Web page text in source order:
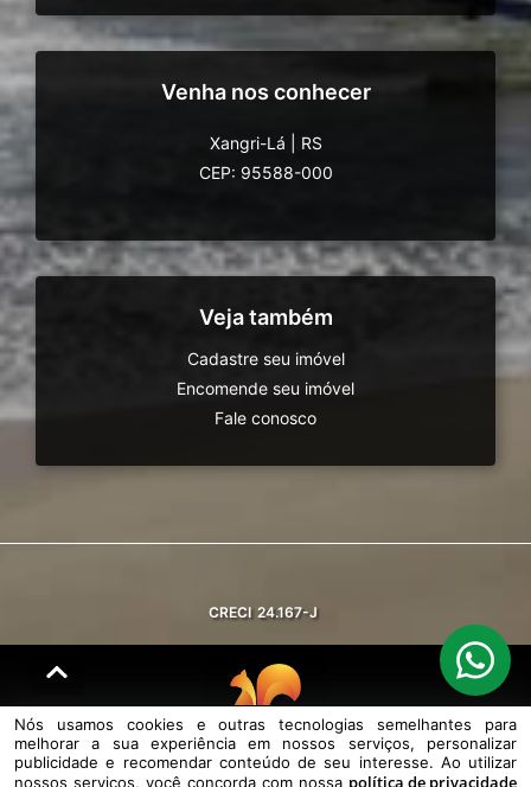
motor;
-Pórtico com guarita;
Venha nos conhecer
Xangri-Lá
RS
CEP: 95588-000
Veja também
Cadastre seu imóvel
Encomende seu imóvel
Fale conosco
CRECI 24.167-J
© DESENVOLVIDO PELAAGIL.NET
Nós usamos cookies e outras tecnologias semelhantes para
melhorar a sua experiência em nossos serviços, personalizar
publicidade e recomendar conteúdo de seu interesse. Ao utilizar
nossos serviços, você concorda com nossa política de privacidade